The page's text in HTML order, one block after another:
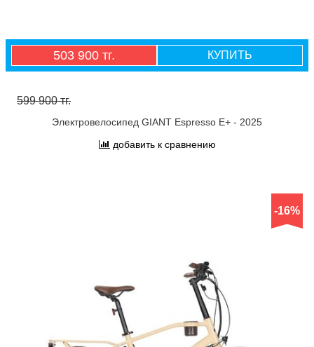
503 900 тг. КУПИТЬ
599 900 тг.
Электровелосипед GIANT Espresso E+ - 2025
добавить к сравнению
-16%